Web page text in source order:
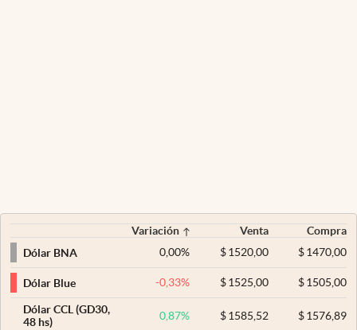
Variación Venta
Compra
Dólar BNA
0,00% $ 1520,00 $1470,00
Dólar Blue -0,33% $ 1525,00 $1505,00
Dólar CCL (GD30,
48 hs)
0,87% $ 1585,52 $1576,89